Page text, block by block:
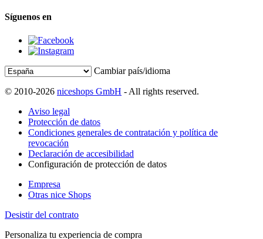
Síguenos en
Cambiar país/idioma
© 2010-2026 niceshops GmbH - All rights reserved.
Aviso legal
Protección de datos
Condiciones generales de contratación y política de
revocación
Declaración de accesibilidad
Configuración de protección de datos
Empresa
Otras nice Shops
Desistir del contrato
Personaliza tu experiencia de compra